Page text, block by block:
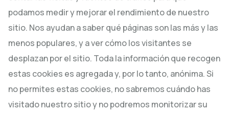
podamos medir y mejorar el rendimiento de nuestro
sitio. Nos ayudan a saber qué páginas son las más y las
menos populares, y a ver cómo los visitantes se
desplazan por el sitio. Toda la información que recogen
estas cookies es agregada y, por lo tanto, anónima. Si
no permites estas cookies, no sabremos cuándo has
visitado nuestro sitio y no podremos monitorizar su